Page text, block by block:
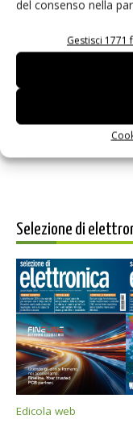
del consenso nella
Gestisci 1771
Salva il mio
prossimi commenti.
Selezione di
Edicola web